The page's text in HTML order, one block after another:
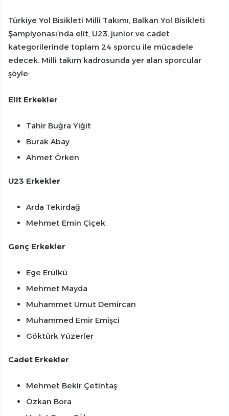
Türkiye Yol Bisikleti Milli Takımı, Balkan Yol Bisikleti
Şampiyonası’nda elit, U23, junior ve cadet
kategorilerinde toplam 24 sporcu ile mücadele
edecek. Milli takım kadrosunda yer alan sporcular
şöyle:
Elit Erkekler
Tahir Buğra Yiğit
Burak Abay
Ahmet Örken
U23 Erkekler
Arda Tekirdağ
Mehmet Emin Çiçek
Genç Erkekler
Ege Erülkü
Mehmet Mayda
Muhammet Umut Demircan
Muhammed Emir Emişci
Göktürk Yüzerler
Cadet Erkekler
Mehmet Bekir Çetintaş
Özkan Bora